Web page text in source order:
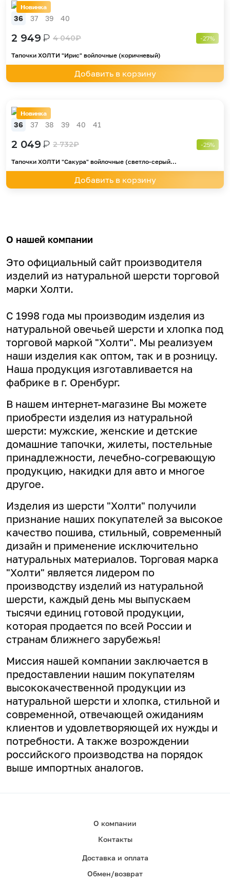
Новинка
36 37 39 40
2 949₽ 4 040₽ -27%
Тапочки ХОЛТИ "Ирис" войлочные (коричневый)
Добавить в корзину
Новинка
36 37 38 39 40 41
2 049₽ 2 732₽ -25%
Тапочки ХОЛТИ "Сакура" войлочные (светло-серый...
Добавить в корзину
О нашей компании
Это официальный сайт производителя
изделий из натуральной шерсти торговой
марки Холти.
С 1998 года мы производим изделия из
натуральной овечьей шерсти и хлопка под
торговой маркой "Холти". Мы реализуем
наши изделия как оптом, так и в розницу.
Наша продукция изготавливается на
фабрике в г. Оренбург.
В нашем интернет-магазине Вы можете
приобрести изделия из натуральной
шерсти: мужские, женские и детские
домашние тапочки, жилеты, постельные
принадлежности, лечебно-согревающую
продукцию, накидки для авто и многое
другое.
Изделия из шерсти "Холти" получили
признание наших покупателей за высокое
качество пошива, стильный, современный
дизайн и применение исключительно
натуральных материалов. Торговая марка
"Холти" является лидером по
производству изделий из натуральной
шерсти, каждый день мы выпускаем
тысячи единиц готовой продукции,
которая продается по всей России и
странам ближнего зарубежья!
Миссия нашей компании заключается в
предоставлении нашим покупателям
высококачественной продукции из
натуральной шерсти и хлопка, стильной и
современной, отвечающей ожиданиям
клиентов и удовлетворяющей их нужды и
потребности. А также возрождении
российского производства на порядок
выше импортных аналогов.
О компании
Контакты
Доставка и оплата
Обмен/возврат